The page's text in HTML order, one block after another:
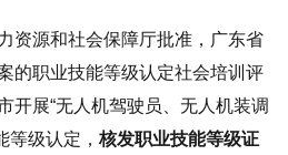
资源和社会保障厅批准，广东省
的职业技能等级认定社会培训评
开展“无人机驾驶员、无人机装调
等级认定， 核发职业技能等级证